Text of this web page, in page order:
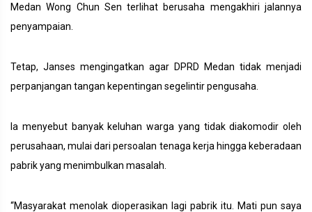
Medan Wong Chun Sen terlihat berusaha mengakhiri jalannya
penyampaian.
Tetap, Janses mengingatkan agar DPRD Medan tidak menjadi
perpanjangan tangan kepentingan segelintir pengusaha.
Ia menyebut banyak keluhan warga yang tidak diakomodir oleh
perusahaan, mulai dari persoalan tenaga kerja hingga keberadaan
pabrik yang menimbulkan masalah.
“Masyarakat menolak dioperasikan lagi pabrik itu. Mati pun saya